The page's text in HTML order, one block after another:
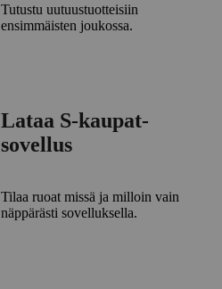
Tutustu uutuustuotteisiin
ensimmäisten joukossa.
Lataa S-kaupat-
sovellus
Tilaa ruoat missä ja milloin vain
näppärästi sovelluksella.